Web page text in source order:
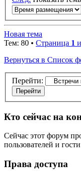
Новая тема
Тем: 80 • Страница 1
Вернуться в Список
Перейти:
Кто сейчас на
Сейчас этот форум
пользователей и
Права доступа